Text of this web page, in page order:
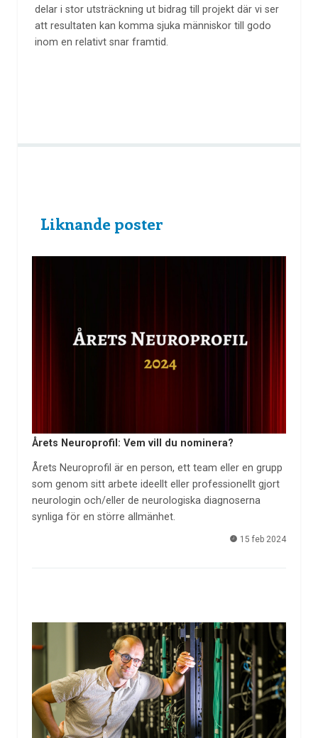
delar i stor utsträckning ut bidrag till projekt där vi ser
att resultaten kan komma sjuka människor till godo
inom en relativt snar framtid.
Liknande poster
Årets Neuroprofil: Vem vill du nominera?
Årets Neuroprofil är en person, ett team eller en grupp
som genom sitt arbete ideellt eller professionellt gjort
neurologin och/eller de neurologiska diagnoserna
synliga för en större allmänhet.
15 feb 2024